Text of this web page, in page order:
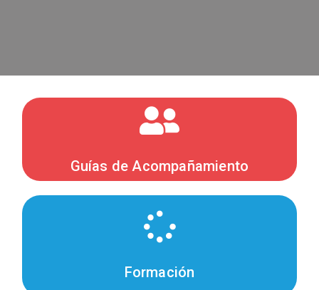
Guías de Acompañamiento
Formación